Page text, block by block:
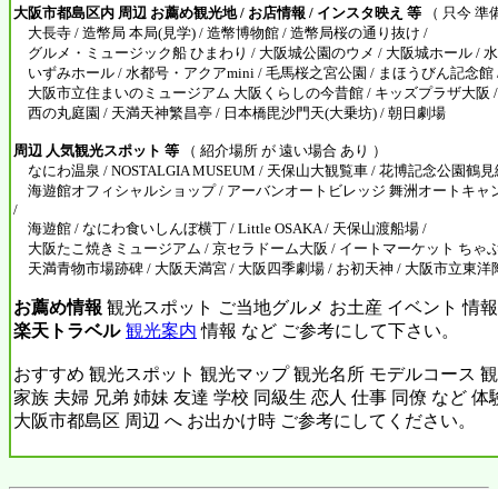
大阪市都島区内 周辺 お薦め観光地 / お店情報 / インスタ映え 等 （ 只今 準
大長寺 / 造幣局 本局(見学) / 造幣博物館 / 造幣局桜の通り抜け /
グルメ・ミュージック船 ひまわり / 大阪城公園のウメ / 大阪城ホール /
いずみホール / 水都号・アクアmini / 毛馬桜之宮公園 / まほうびん記念館
大阪市立住まいのミュージアム 大阪くらしの今昔館 / キッズプラザ大阪
西の丸庭園 / 天満天神繁昌亭 / 日本橋毘沙門天(大乗坊) / 朝日劇場
周辺 人気観光スポット 等 （ 紹介場所 が 遠い場合 あり ）
なにわ温泉 / NOSTALGIA MUSEUM / 天保山大観覧車 / 花博記念公園鶴
海遊館オフィシャルショップ / アーバンオートビレッジ 舞洲オートキャ
/
海遊館 / なにわ食いしんぼ横丁 / Little OSAKA / 天保山渡船場 /
大阪たこ焼きミュージアム / 京セラドーム大阪 / イートマーケット ちゃ
天満青物市場跡碑 / 大阪天満宮 / 大阪四季劇場 / お初天神 / 大阪市立東洋
お薦め情報 観光スポット ご当地グルメ お土産 イベント 情
楽天トラベル 観光案内 情報 など ご参考にして下さい。
おすすめ 観光スポット 観光マップ 観光名所 モデルコース
家族 夫婦 兄弟 姉妹 友達 学校 同級生 恋人 仕事 同僚 など 体
大阪市都島区 周辺 へ お出かけ時 ご参考にしてください。